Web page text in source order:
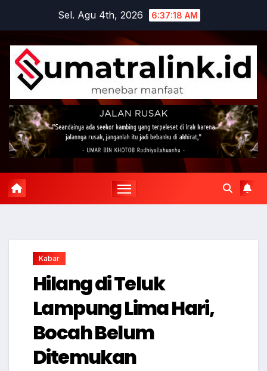
content
Sel. Agu 4th, 2026 6:37:19 AM
Kabar
Hilang di Teluk
Lampung Lima Hari,
Bocah Belum
Ditemukan